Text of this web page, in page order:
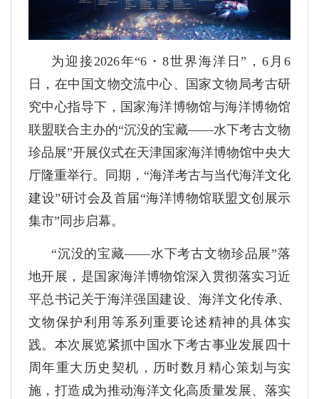
为迎接2026年“6・8世界海洋日”，6月6
日，在中国文物交流中心、国家文物局考古研
究中心指导下，国家海洋博物馆与海洋博物馆
联盟联合主办的“沉没的宝藏——水下考古文物
珍品展”开展仪式在天津国家海洋博物馆中央大
厅隆重举行。同期，“海洋考古与当代海洋文化
建设”研讨会及首届“海洋博物馆联盟文创展示
集市”同步启幕。
“沉没的宝藏——水下考古文物珍品展”落
地开展，是国家海洋博物馆深入贯彻落实习近
平总书记关于海洋强国建设、海洋文化传承、
文物保护利用等系列重要论述精神的具体实
践。本次展览紧抓中国水下考古事业发展四十
周年重大历史契机，历时数月精心策划与实
施，打造成为推动海洋文化高质量发展、落实